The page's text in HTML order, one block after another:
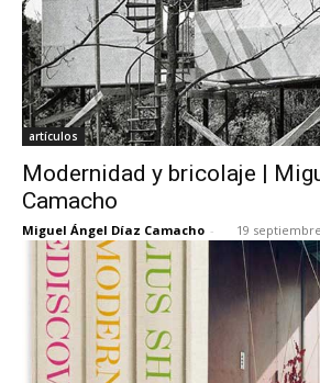
artículos
Modernidad y bricolaje |
Camacho
Miguel Ángel Díaz Camacho - 19